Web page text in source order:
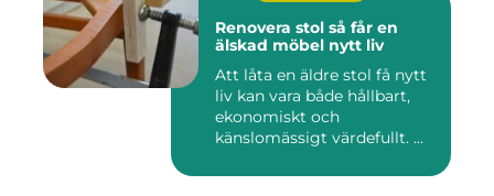
Renovera stol så får en
älskad möbel nytt liv
Att låta en äldre stol få nytt
liv kan vara både hållbart,
ekonomiskt och
känslomässigt värdefullt. ...